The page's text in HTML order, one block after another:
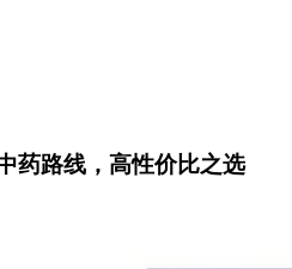
药路线，高性价比之选